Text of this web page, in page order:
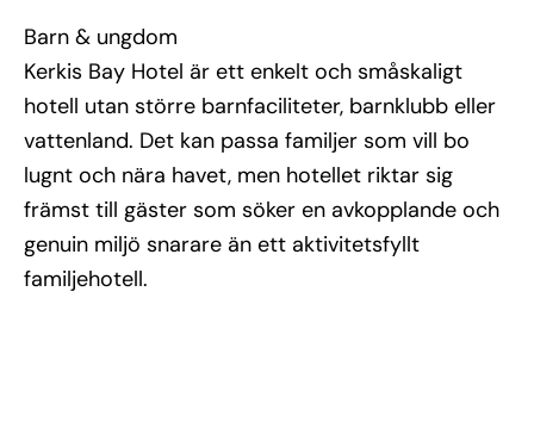
Barn & ungdom
Kerkis Bay Hotel är ett enkelt och småskaligt
hotell utan större barnfaciliteter, barnklubb eller
vattenland. Det kan passa familjer som vill bo
lugnt och nära havet, men hotellet riktar sig
främst till gäster som söker en avkopplande och
genuin miljö snarare än ett aktivitetsfyllt
familjehotell.